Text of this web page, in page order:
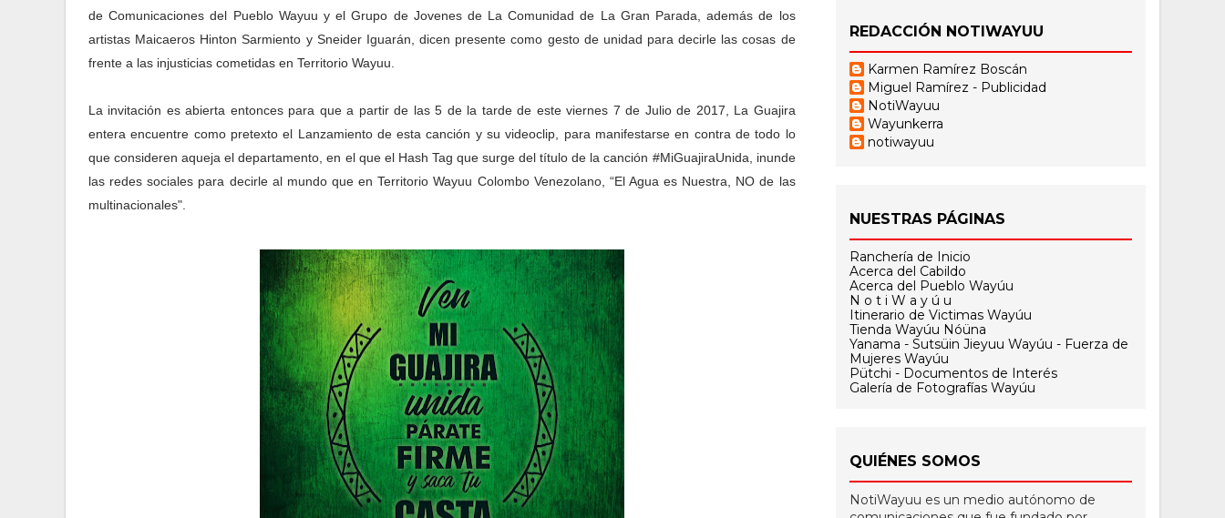
de Comunicaciones del Pueblo Wayuu y el Grupo de Jovenes de La Comunidad de La Gran Parada, además de los
artistas Maicaeros Hinton Sarmiento y Sneider Iguarán, dicen presente como gesto de unidad para decirle las cosas de
frente a las injusticias cometidas en Territorio Wayuu.
La invitación es abierta entonces para que a partir de las 5 de la tarde de este viernes 7 de Julio de 2017, La Guajira
entera encuentre como pretexto el Lanzamiento de esta canción y su videoclip, para manifestarse en contra de todo lo
que consideren aqueja el departamento, en el que el Hash Tag que surge del título de la canción #MiGuajiraUnida, inunde
las redes sociales para decirle al mundo que en Territorio Wayuu Colombo Venezolano, “El Agua es Nuestra, NO de las
multinacionales".
REDACCIÓN NOTIWAYUU
Karmen Ramírez Boscán
Miguel Ramírez - Publicidad
NotiWayuu
Wayunkerra
notiwayuu
NUESTRAS PÁGINAS
Ranchería de Inicio
Acerca del Cabildo
Acerca del Pueblo Wayúu
N o t i W a y ú u
Itinerario de Victimas Wayúu
Tienda Wayúu Nóüna
Yanama - Sutsüin Jieyuu Wayúu - Fuerza de
Mujeres Wayúu
Pütchi - Documentos de Interés
Galería de Fotografías Wayúu
QUIÉNES SOMOS
NotiWayuu es un medio autónomo de